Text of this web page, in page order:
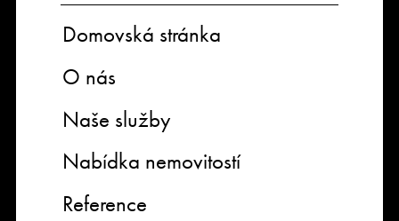
Domovská stránka
O nás
Naše služby
Nabídka nemovitostí
Reference